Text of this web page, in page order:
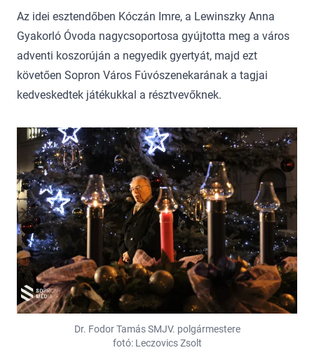
Az idei esztendőben Kóczán Imre, a Lewinszky Anna
Gyakorló Óvoda nagycsoportosa gyújtotta meg a város
adventi koszorúján a negyedik gyertyát, majd ezt
követően Sopron Város Fúvószenekarának a tagjai
kedveskedtek játékukkal a résztvevőknek.
Dr. Fodor Tamás SMJV. polgármestere
fotó: Leczovics Zsolt